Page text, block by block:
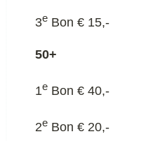
3e Bon € 15,-
50+
1e Bon € 40,-
2e Bon € 20,-